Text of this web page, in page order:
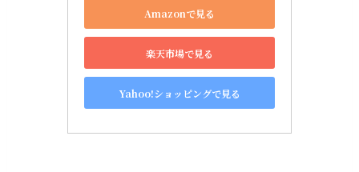
Amazonで見る
楽天市場で見る
Yahoo!ショッピングで見る